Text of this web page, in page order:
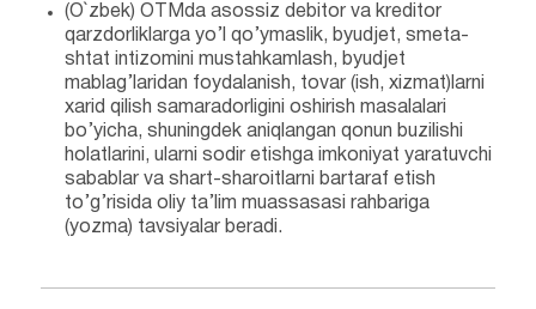
(O`zbek) OTMda asossiz debitor va kreditor
qarzdorliklarga yo’l qo’ymaslik, byudjet, smeta-
shtat intizomini mustahkamlash, byudjet
mablag’laridan foydalanish, tovar (ish, xizmat)larni
xarid qilish samaradorligini oshirish masalalari
bo’yicha, shuningdek aniqlangan qonun buzilishi
holatlarini, ularni sodir etishga imkoniyat yaratuvchi
sabablar va shart-sharoitlarni bartaraf etish
to’g’risida oliy ta’lim muassasasi rahbariga
(yozma) tavsiyalar beradi.